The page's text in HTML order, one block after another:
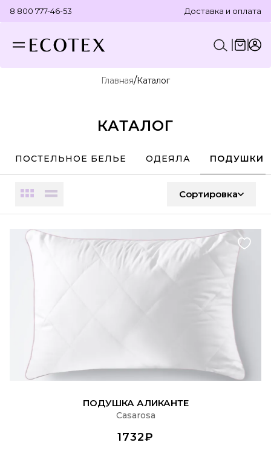
Доставка и оплата
8 800 777-46-53
Главная/Каталог
КАТАЛОГ
ПОСТЕЛЬНОЕ БЕЛЬЕ ОДЕЯЛА ПОДУШКИ
Сортировка
ПОДРОБНЕЕ
ПОДУШКА АЛИКАНТЕ
Casarosa
1732₽